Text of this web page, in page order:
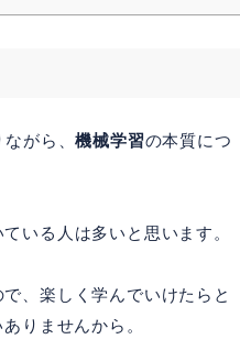
ながら、機械学習の本質につ
いる人は多いと思います。
、楽しく学んでいけたらと
りませんから。